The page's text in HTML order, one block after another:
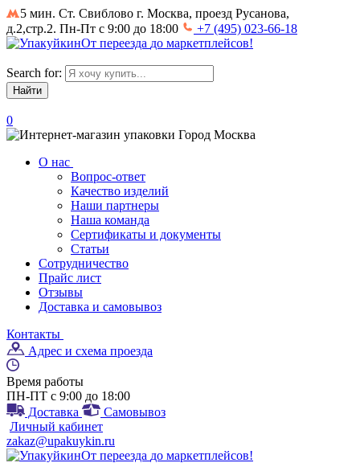
5 мин. Ст. Свиблово г. Москва, проезд Русанова,
д.2,стр.2. Пн-Пт с 9:00 до 18:00
+7 (495) 023-66-18
От переезда до маркетплейсов!
Search for:
0
Город Москва
О нас
Вопрос-ответ
Качество изделий
Наши партнеры
Наша команда
Сертификаты и документы
Статьи
Сотрудничество
Прайс лист
Отзывы
Доставка и самовывоз
Контакты
Адрес и схема проезда
Время работы
ПН-ПТ с 9:00 до 18:00
Доставка
Самовывоз
Личный кабинет
zakaz@upakuykin.ru
От переезда до маркетплейсов!